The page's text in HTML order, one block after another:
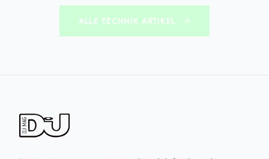
ALLETECHNIK ARTIKEL